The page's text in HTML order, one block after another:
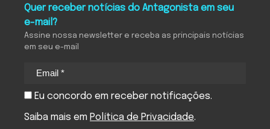
Quer receber notícias do Antagonista em seu
e-mail?
Assine nossa newsletter e receba as principais notícias
em seu e-mail
Eu concordo em receber notificações.
Saiba mais em Política de Privacidade.